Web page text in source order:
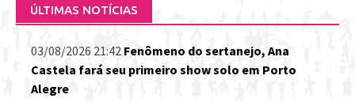
ÚLTIMAS NOTÍCIAS
03/08/2026 21:42 Fenômeno do sertanejo, Ana
Castela fará seu primeiro show solo em Porto
Alegre